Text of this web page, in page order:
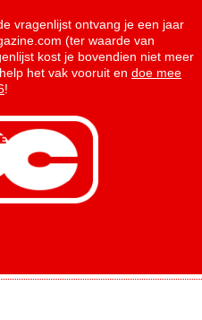
vragenlijst ontvang je een jaar
(ter waarde van
kost je bovendien niet meer
het vak vooruit en doe mee
!